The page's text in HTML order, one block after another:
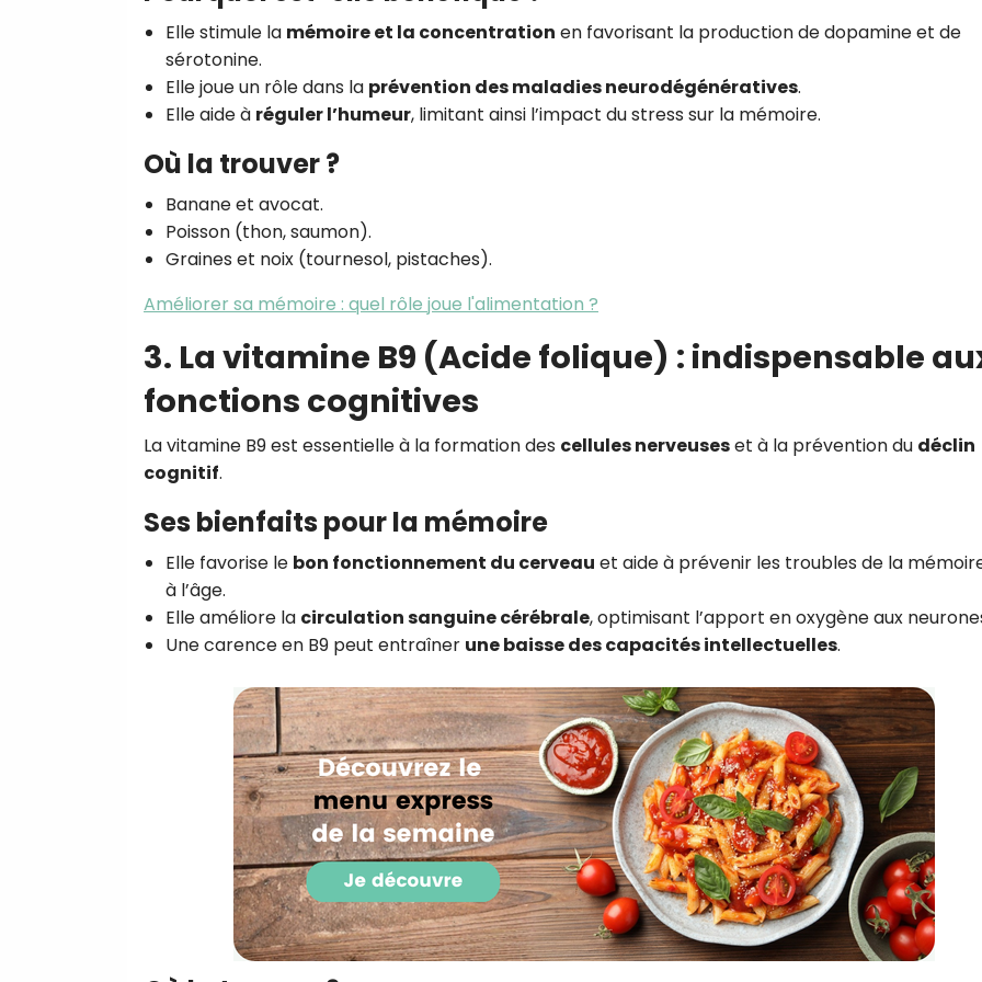
Elle stimule la mémoire et la concentration en favorisant la production de dopamine et de
sérotonine.
Elle joue un rôle dans la prévention des maladies neurodégénératives.
Elle aide à réguler l’humeur, limitant ainsi l’impact du stress sur la mémoire.
Où la trouver ?
Banane et avocat.
Poisson (thon, saumon).
Graines et noix (tournesol, pistaches).
Améliorer sa mémoire : quel rôle joue l'alimentation ?
3. La vitamine B9 (Acide folique) : indispensable
fonctions cognitives
La vitamine B9 est essentielle à la formation des cellules nerveuseset à la prévention du déclin
cognitif.
Ses bienfaits pour la mémoire
Elle favorise le bon fonctionnement du cerveau et aide à prévenir les troubles de la
à l’âge.
Elle améliore la circulation sanguine cérébrale, optimisant l’apport en oxygène aux
Une carence en B9 peut entraîner une baisse des capacités intellectuelles.